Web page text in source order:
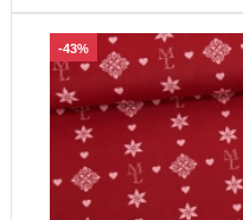
-43%